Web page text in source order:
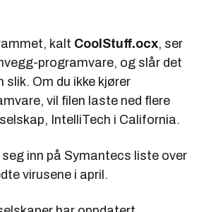
kalt CoolStuff.ocx, ser
programvare, og slår det
slik. Om du ikke kjører
vil filen laste ned flere
IntelliTech i California.
inn på Symantecs liste over
virusene i april.